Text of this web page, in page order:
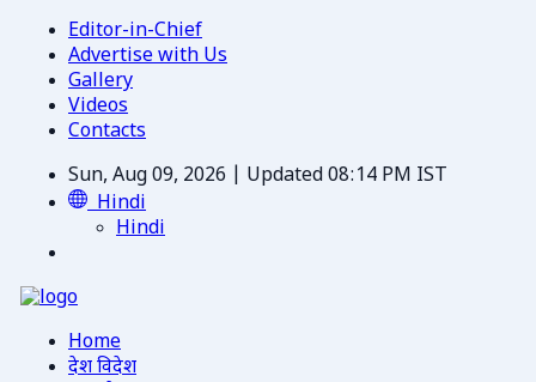
Editor-in-Chief
Advertise with Us
Gallery
Videos
Contacts
Sun, Aug 09, 2026 | Updated 08:14 PM IST
Hindi
Hindi
Home
देश विदेश